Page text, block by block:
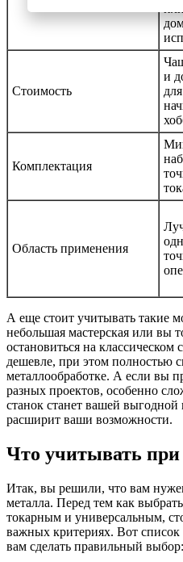
Стоимость
и
для
Комплектация
Область применения
А еще стоит учитывать такие
небольшая мастерская или вы
остановиться на
дешевле, при этом полностью
металлообработке. А если вы
разных проектов, особенно
станок станет вашей
расширит ваши возможности.
Что учитывать при
Итак, вы решили, что вам
металла. Перед тем как
токарным и универсальным,
важных критериях. Вот
вам сделать правильный выбор: